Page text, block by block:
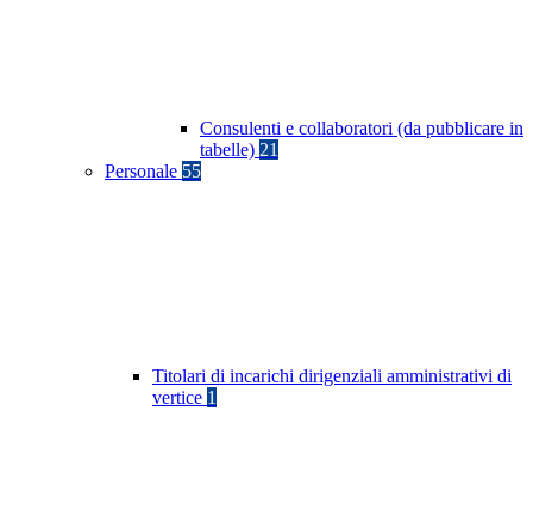
Consulenti e collaboratori (da pubblicare in
tabelle) 21
Personale 55
Titolari di incarichi dirigenziali amministrativi di
vertice 1